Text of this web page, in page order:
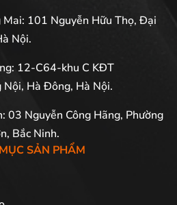
101 Nguyễn Hữu Thọ, Đại
Nội.
12-C64-khu C KĐT
Nội, Hà Đông, Hà Nội.
03 Nguyễn Công Hãng, Phường
Bắc Ninh.
SẢN PHẨM